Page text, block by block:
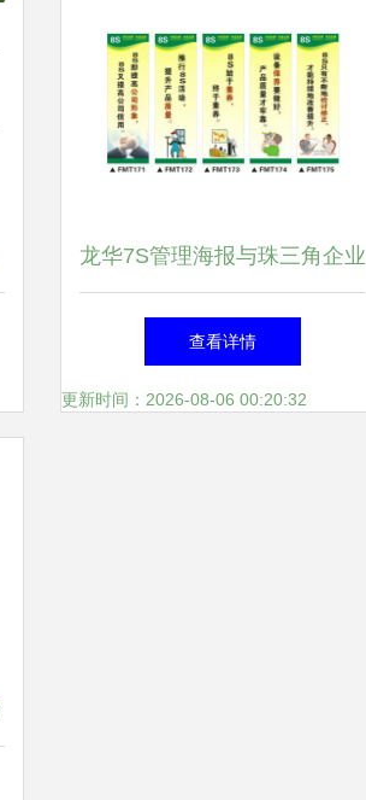
龙华7S管理海报与珠三角企业
7S宣传挂图实务指南
查看详情
更新时间：2026-08-06 00:20:32